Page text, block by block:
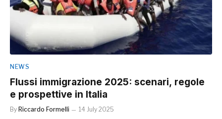
NEWS
Flussi immigrazione 2025: scenari, regole
e prospettive in Italia
By Riccardo Formelli 14 July 2025